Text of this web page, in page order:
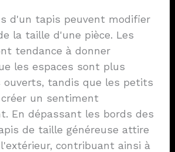
d'un tapis peuvent modifier
la taille d'une pièce. Les
tendance à donner
les espaces sont plus
tandis que les petits
un sentiment
En dépassant les bords des
de taille généreuse attire
contribuant ainsi à